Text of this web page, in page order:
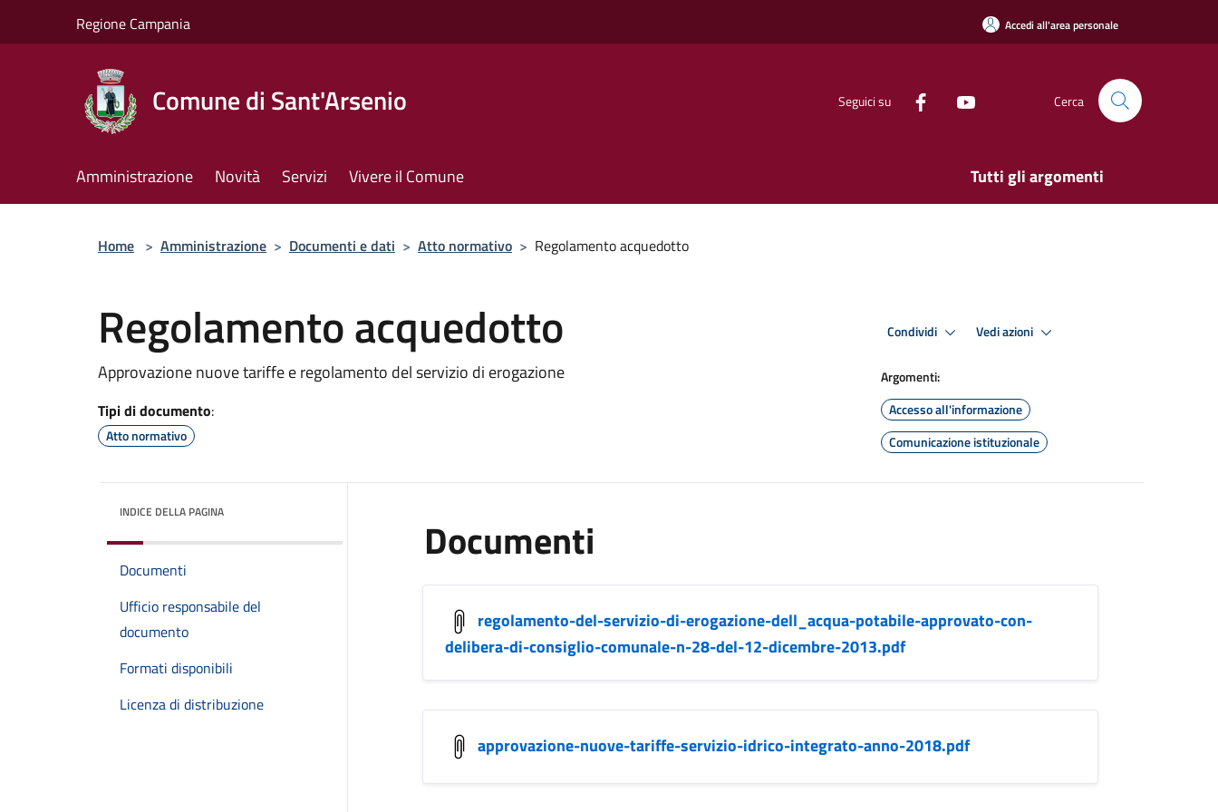
Regione Campania Accedi all'area personale
Comune di Sant'Arsenio Seguici su Cerca
Amministrazione Novità Servizi Vivere il Comune Tutti gli argomenti
Home > Amministrazione > Documenti e dati > Atto normativo > Regolamento acquedotto
Regolamento acquedotto
Approvazione nuove tariffe e regolamento del servizio di erogazione
Tipi di documento:
Atto normativo
Condividi Vedi azioni
Argomenti:
Accesso all'informazione
Comunicazione istituzionale
INDICE DELLA PAGINA
Documenti
Ufficio responsabile del
documento
Formati disponibili
Licenza di distribuzione
Documenti
regolamento-del-servizio-di-erogazione-dell_acqua-potabile-approvato-con-
delibera-di-consiglio-comunale-n-28-del-12-dicembre-2013.pdf
approvazione-nuove-tariffe-servizio-idrico-integrato-anno-2018.pdf